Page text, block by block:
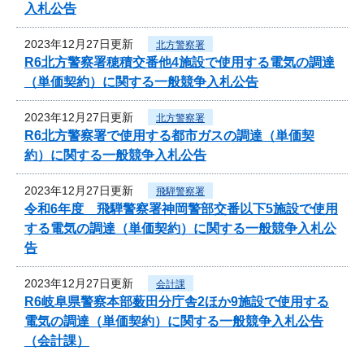
入札公告
2023年12月27日更新 北方警察署
R6北方警察署穂積交番他4施設で使用する電気の調達
（単価契約）に関する一般競争入札公告
2023年12月27日更新 北方警察署
R6北方警察署で使用する都市ガスの調達（単価契
約）に関する一般競争入札公告
2023年12月27日更新 飛騨警察署
令和6年度 飛騨警察署神岡警部交番以下5施設で使用
する電気の調達（単価契約）に関する一般競争入札公
告
2023年12月27日更新 会計課
R6岐阜県警察本部薮田分庁舎2ほか9施設で使用する
電気の調達（単価契約）に関する一般競争入札公告
（会計課）